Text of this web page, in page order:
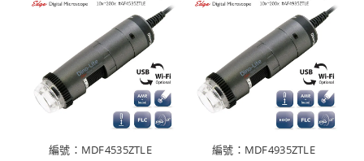
編號：MDF4535ZTLE
編號：MDF4935ZTLE